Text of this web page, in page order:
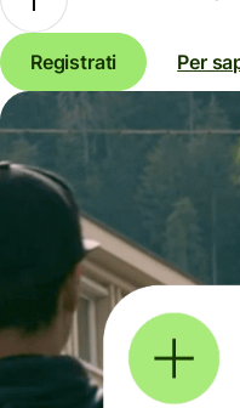
Registrati Per